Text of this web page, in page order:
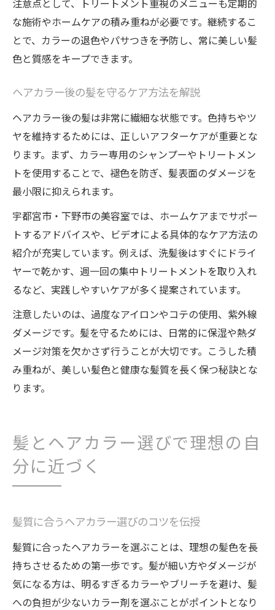
注意点として、トリートメント重視のメニューも定期的
な施術やホームケアの積み重ねが必要です。継続するこ
とで、カラーの退色やパサつきを予防し、常に美しい髪
色と質感をキープできます。
ヘアカラー後の髪を守るケア方法を解説
ヘアカラー後の髪は非常に繊細な状態です。色持ちやツ
ヤを維持するためには、正しいアフターケアが重要とな
ります。まず、カラー専用のシャンプーやトリートメン
トを使用することで、褪色を防ぎ、髪表面のダメージを
最小限に抑えられます。
宇都宮市・下野市の美容室では、ホームケアまでサポー
トするアドバイスや、ビデオによる具体的なケア方法の
紹介が充実しています。例えば、洗髪後はすぐにドライ
ヤーで乾かす、週一回の集中トリートメントを取り入れ
るなど、実践しやすいケアが多く提案されています。
注意したいのは、過度なアイロンやコテの使用、紫外線
ダメージです。髪を守るためには、日常的に保湿や熱ダ
メージ対策を欠かさず行うことが大切です。こうした積
み重ねが、美しい髪色と健康な髪質を長く保つ秘訣とな
ります。
髪とヘアカラー選びで理想の自
分に近づく
髪質に合うヘアカラー選びのコツを伝授
髪質に合ったヘアカラーを選ぶことは、理想の髪色を長
持ちさせるための第一歩です。髪が細い方やダメージが
気になる方は、明るすぎるカラーやブリーチを避け、髪
への負担が少ないカラー剤を選ぶことがポイントとなり